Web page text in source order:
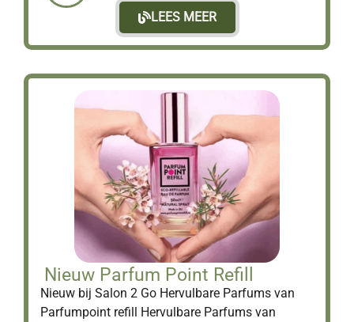
LEES MEER
Nieuw Parfum Point Refill
Nieuw bij Salon 2 Go Hervulbare Parfums van
Parfumpoint refill Hervulbare Parfums van